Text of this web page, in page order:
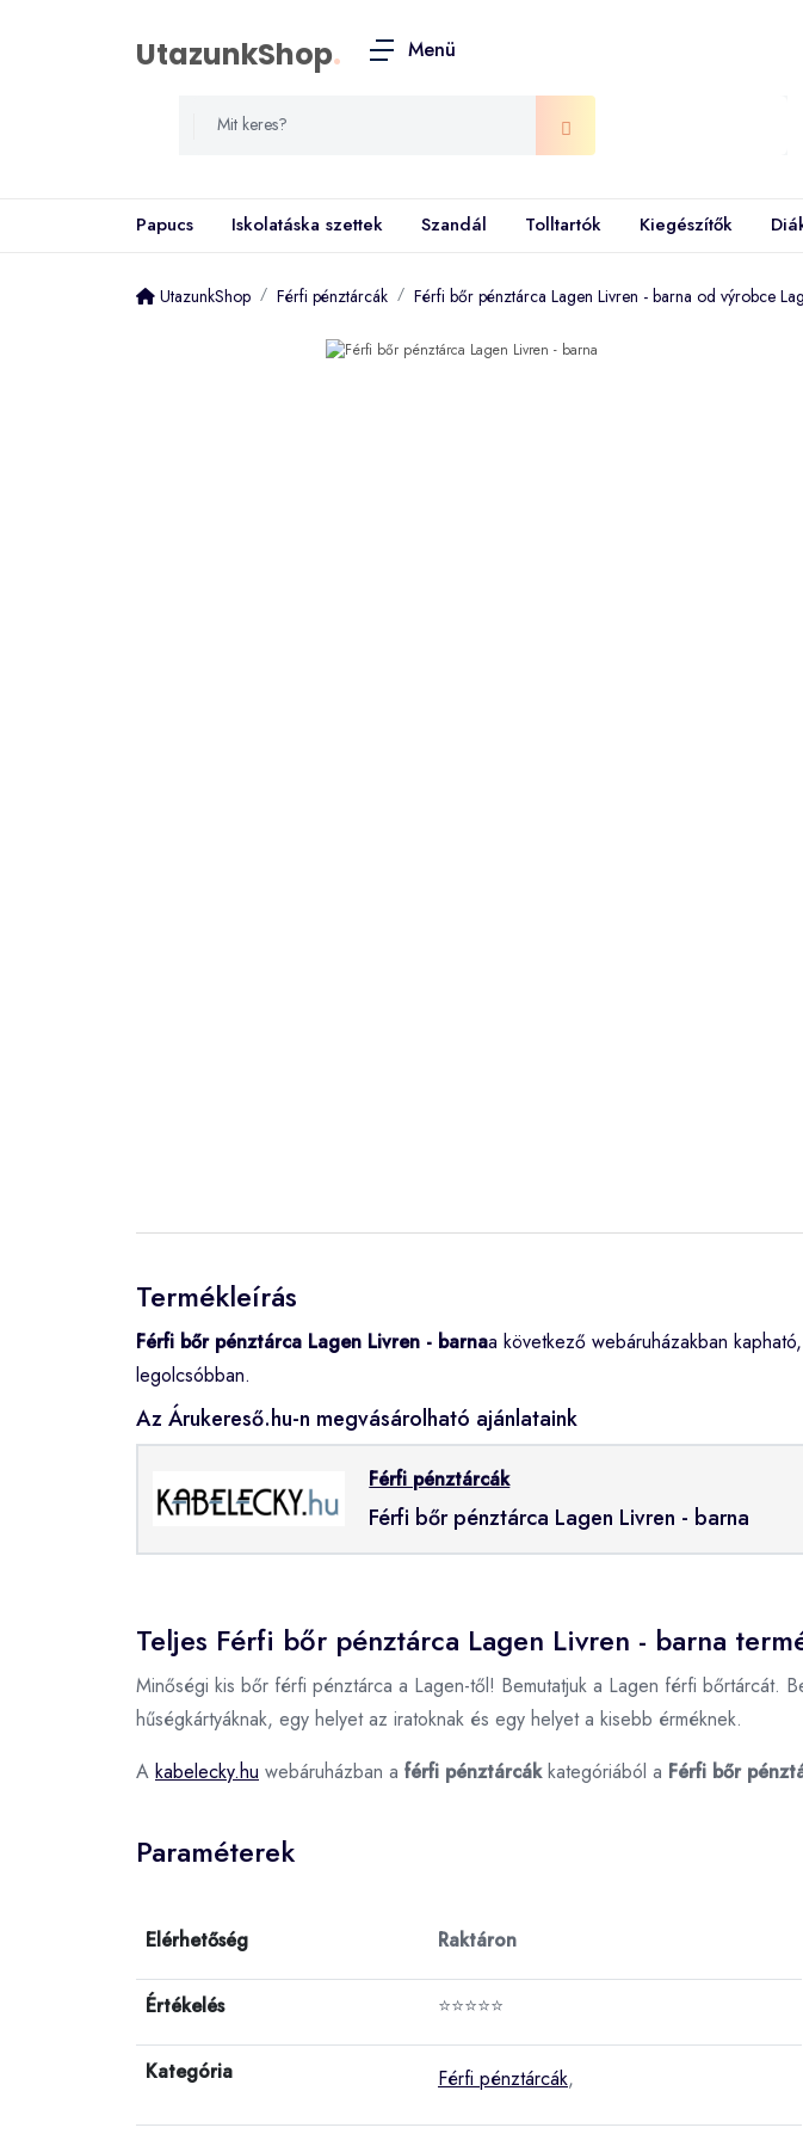
UtazunkShop. Menü
Papucs Iskolatáska szettek Szandál Tolltartók Kiegészítők
UtazunkShop Férfi pénztárcák Férfi bőr pénztárca Lagen Livren - barna od výrobce
Termékleírás
Férfi bőr pénztárca Lagen Livren - barnaa következő webáruházakban
legolcsóbban.
Az Árukereső.hu-n megvásárolható ajánlataink
Férfi pénztárcák
Férfi bőr pénztárca Lagen Livren - barna
Teljes Férfi bőr pénztárca Lagen Livren - barna
Minőségi kis bőr férfi pénztárca a Lagen-től! Bemutatjuk a Lagen férfi bőrtárcát.
hűségkártyáknak, egy helyet az iratoknak és egy helyet a kisebb érméknek.
A kabelecky.hu webáruházban a férfi pénztárcákkategóriából a Férfi bőr
Paraméterek
Elérhetőség Raktáron
Értékelés ⭐⭐⭐⭐⭐
Kategória Férfi pénztárcák,